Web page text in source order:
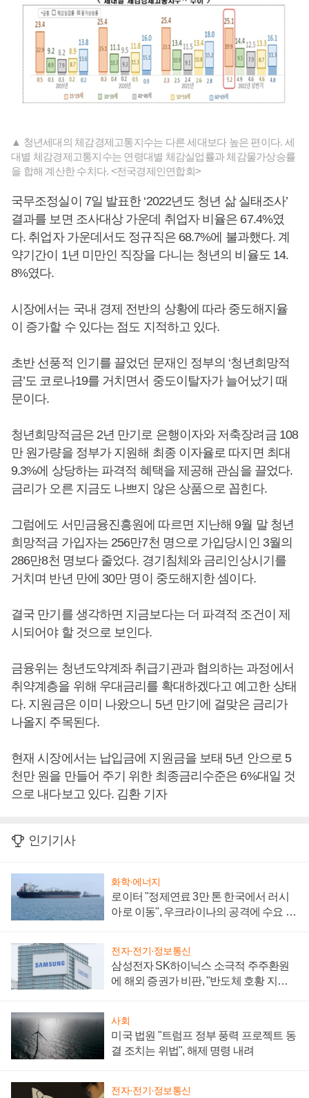
▲ 청년세대의 체감경제고통지수는 다른 세대보다 높은 편이다. 세
대별 체감경제고통지수는 연령대별 체감실업률과 체감물가상승률
을 합해 계산한 수치다. <전국경제인연합회>
국무조정실이 7일 발표한 ‘2022년도 청년 삶 실태조사’
결과를 보면 조사대상 가운데 취업자 비율은 67.4%였
다. 취업자 가운데서도 정규직은 68.7%에 불과했다. 계
약기간이 1년 미만인 직장을 다니는 청년의 비율도 14.
8%였다.
시장에서는 국내 경제 전반의 상황에 따라 중도해지율
이 증가할 수 있다는 점도 지적하고 있다.
초반 선풍적 인기를 끌었던 문재인 정부의 ‘청년희망적
금’도 코로나19를 거치면서 중도이탈자가 늘어났기 때
문이다.
청년희망적금은 2년 만기로 은행이자와 저축장려금 108
만 원가량을 정부가 지원해 최종 이자율로 따지면 최대
9.3%에 상당하는 파격적 혜택을 제공해 관심을 끌었다.
금리가 오른 지금도 나쁘지 않은 상품으로 꼽힌다.
그럼에도 서민금융진흥원에 따르면 지난해 9월 말 청년
희망적금 가입자는 256만7천 명으로 가입당시인 3월의
286만8천 명보다 줄었다. 경기침체와 금리인상시기를
거치며 반년 만에 30만 명이 중도해지한 셈이다.
결국 만기를 생각하면 지금보다는 더 파격적 조건이 제
시되어야 할 것으로 보인다.
금융위는 청년도약계좌 취급기관과 협의하는 과정에서
취약계층을 위해 우대금리를 확대하겠다고 예고한 상태
다. 지원금은 이미 나왔으니 5년 만기에 걸맞은 금리가
나올지 주목된다.
현재 시장에서는 납입금에 지원금을 보태 5년 안으로 5
천만 원을 만들어 주기 위한 최종금리수준은 6%대일 것
으로 내다보고 있다. 김환 기자
인기기사
화학·에너지
로이터 "정제연료 3만 톤 한국에서 러시
아로 이동", 우크라이나의 공격에 수요 늘
전자·전기·정보통신
삼성전자 SK하이닉스 소극적 주주환원
에 해외 증권가 비판, "반도체 호황 지속
사회
미국 법원 "트럼프 정부 풍력 프로젝트 동
결 조치는 위법", 해제 명령 내려
전자·전기·정보통신